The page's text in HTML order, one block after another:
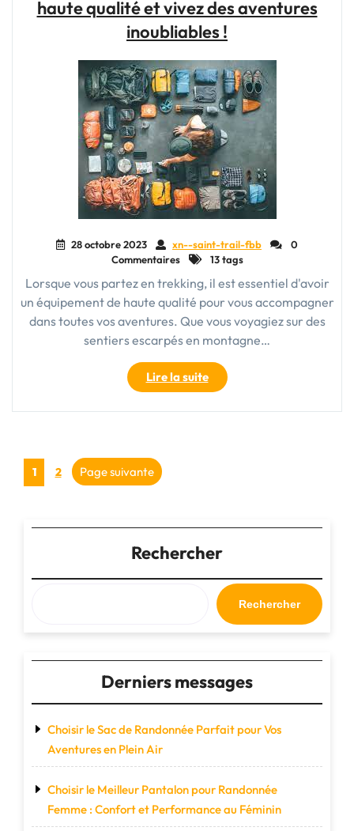
clé
de
l’aventure
en
plein
air"
haute qualité et vivez des aventures
inoubliables !
28 octobre 2023 xn--saint-trail-fbb
0
Commentaires
13 tags
Lorsque vous partez en trekking, il est essentiel d'avoir
un équipement de haute qualité pour vous accompagner
dans toutes vos aventures. Que vous voyagiez sur des
sentiers escarpés en montagne…
Lire la suite"Équipement
de
trekking
et
vivez
aventures
inoubliables
Pagination
publications
Page
1 Page
2 Page suivante
Rechercher
Rechercher
Derniers messages
Choisir le Sac de Randonnée Parfait pour Vos
Aventures en Plein Air
Choisir le Meilleur Pantalon pour Randonnée
Femme : Confort et Performance au Féminin